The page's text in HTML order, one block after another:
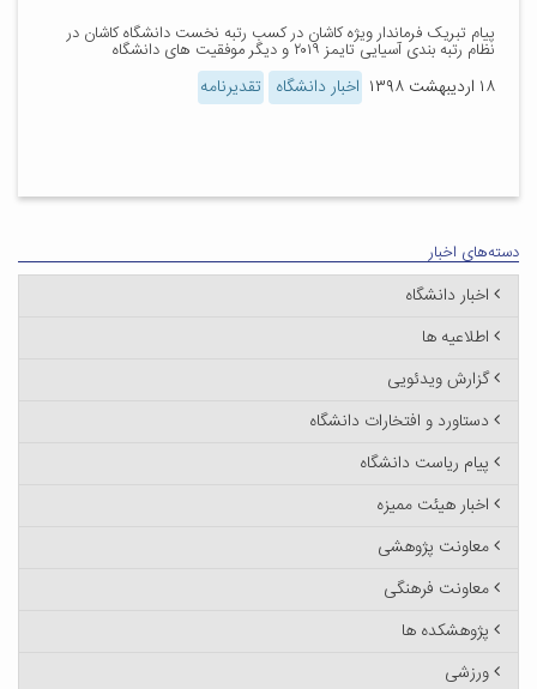
پیام تبریک فرماندار ویژه کاشان در کسب رتبه نخست دانشگاه کاشان در
نظام رتبه بندی آسیایی تایمز ۲۰۱۹ و دیگر موفقیت های دانشگاه
۱۸ اردیبهشت ۱۳۹۸ اخبار دانشگاه تقدیرنامه
دسته‌های اخبار
اخبار دانشگاه
اطلاعیه ها
گزارش ویدئویی
دستاورد و افتخارات دانشگاه
پیام ریاست دانشگاه
اخبار هیئت ممیزه
معاونت پژوهشی
معاونت فرهنگی
پژوهشکده ها
ورزشی